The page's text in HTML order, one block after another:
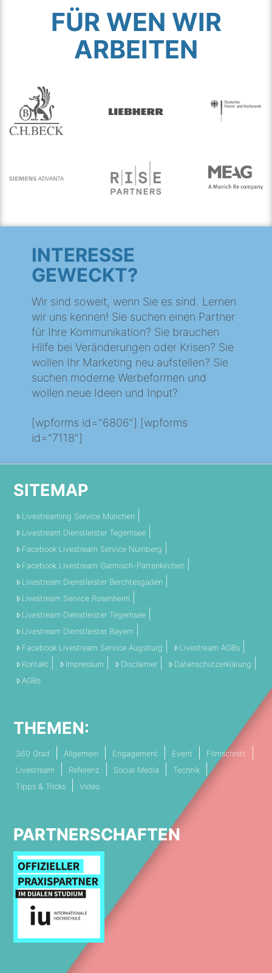
FÜR WEN WIR
ARBEITEN
INTERESSE
GEWECKT?
Wir sind soweit, wenn Sie es sind. Lernen
wir uns kennen! Sie suchen einen Partner
für Ihre Kommunikation? Sie brauchen
Hilfe bei Veränderungen oder Krisen? Sie
wollen Ihr Marketing neu aufstellen? Sie
suchen moderne Werbeformen und
wollen neue Ideen und Input?
[wpforms id="6806"] [wpforms
id="7118"]
SITEMAP
Livestreaming Service München
Livestream Dienstleister Tegernsee
Facebook Livestream Service Nürnberg
Facebook Livestream Garmisch-Partenkirchen
Livestream Dienstleister Berchtesgaden
Livestream Service Rosenheim
Livestream Dienstleister Tegernsee
Livestream Dienstleister Bayern
Facebook Livestream Service Augsburg
Livestream AGBs
Kontakt
Impressum Disclaimer
Datenschutzerklärung
AGBs
THEMEN:
360 Grad Allgemein Engagement Event
Filmschnitt
Livestream
Referenz Social Media
Technik
Tipps & Tricks
Video
PARTNERSCHAFTEN